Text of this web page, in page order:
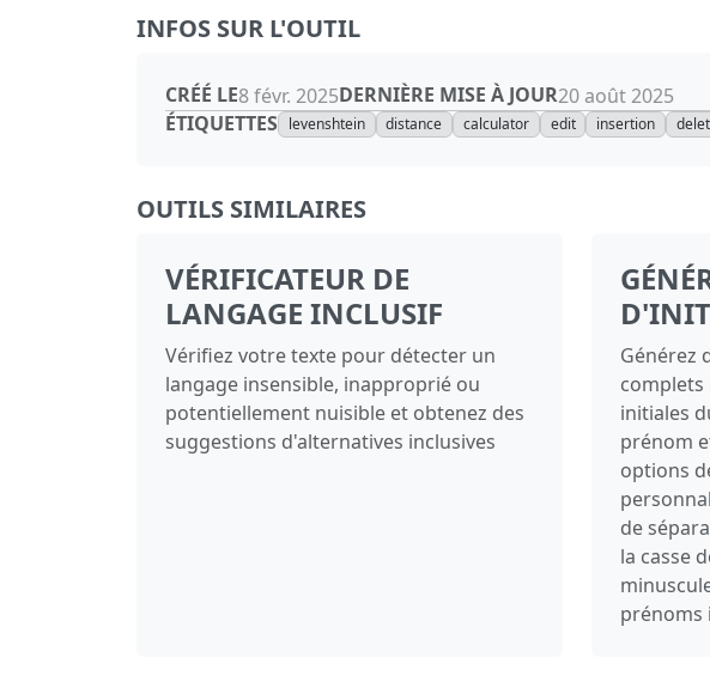
INFOS SUR L'OUTIL
CRÉÉ LE8 févr. 2025DERNIÈRE MISE À JOUR20 août 2025
ÉTIQUETTES levenshtein distance calculator edit insertion
OUTILS SIMILAIRES
VÉRIFICATEUR DE
LANGAGE INCLUSIF
Vérifiez votre texte pour détecter un
langage insensible, inapproprié ou
potentiellement nuisible et obtenez des
suggestions d'alternatives inclusives
Générez
complets
initiales
prénom
options
de
la casse
prénoms